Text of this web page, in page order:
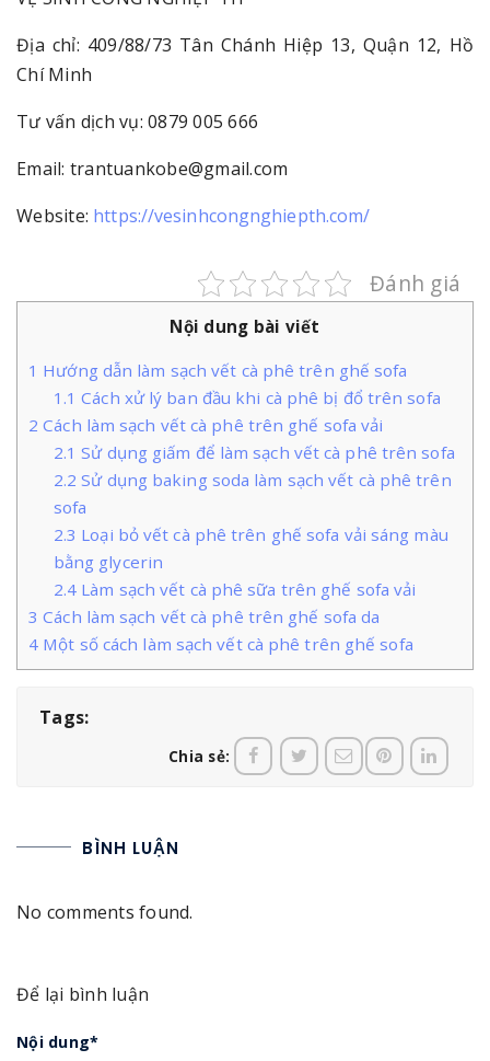
Địa chỉ: 409/88/73 Tân Chánh Hiệp 13, Quận 12, Hồ
Chí Minh
Tư vấn dịch vụ: 0879 005 666
Email: trantuankobe@gmail.com
Website: https://vesinhcongnghiepth.com/
Đánh giá
Nội dung bài viết
1 Hướng dẫn làm sạch vết cà phê trên ghế sofa
1.1 Cách xử lý ban đầu khi cà phê bị đổ trên sofa
2 Cách làm sạch vết cà phê trên ghế sofa vải
2.1 Sử dụng giấm để làm sạch vết cà phê trên sofa
2.2 Sử dụng baking soda làm sạch vết cà phê trên
sofa
2.3 Loại bỏ vết cà phê trên ghế sofa vải sáng màu
bằng glycerin
2.4 Làm sạch vết cà phê sữa trên ghế sofa vải
3 Cách làm sạch vết cà phê trên ghế sofa da
4 Một số cách làm sạch vết cà phê trên ghế sofa
Tags:
Chia sẻ:
BÌNH LUẬN
No comments found.
Để lại bình luận
Nội dung*